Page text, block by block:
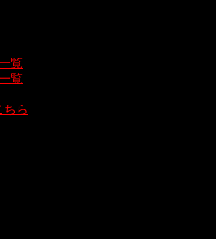
覧
覧
ちら